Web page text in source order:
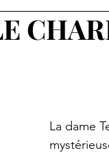
La dame